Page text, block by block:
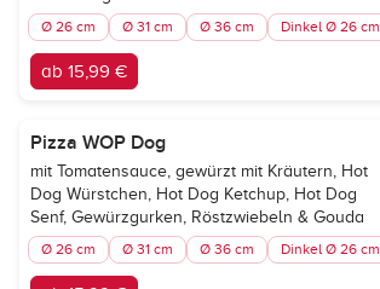
Ø 26 cm Ø 31 cm Ø 36 cm Dinkel Ø 26 cm
ab 15,99 €
Pizza WOP Dog
mit Tomatensauce, gewürzt mit Kräutern, Hot
Dog Würstchen, Hot Dog Ketchup, Hot Dog
Senf, Gewürzgurken, Röstzwiebeln & Gouda
Ø 26 cm Ø 31 cm Ø 36 cm Dinkel Ø 26 cm